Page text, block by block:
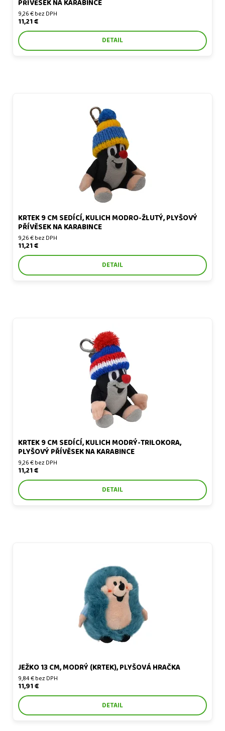
PŘÍVĚSEK NA KARABINCE
9,26 € bez DPH
11,21 €
DETAIL
Krtek 9 cm sedící, kulich modro-žlutý, plyšový přívěsek na
KRTEK 9 CM SEDÍCÍ, KULICH MODRO-ŽLUTÝ, PLYŠOVÝ
PŘÍVĚSEK NA KARABINCE
9,26 € bez DPH
11,21 €
DETAIL
Krtek 9 cm sedící, kulich modrý-trilokora, plyšový přívěsek na
KRTEK 9 CM SEDÍCÍ, KULICH MODRÝ-TRILOKORA,
PLYŠOVÝ PŘÍVĚSEK NA KARABINCE
9,26 € bez DPH
11,21 €
DETAIL
Ježko 13 cm, modrý (Krtek), plyšová hračka
JEŽKO 13 CM, MODRÝ (KRTEK), PLYŠOVÁ HRAČKA
9,84 € bez DPH
11,91 €
DETAIL